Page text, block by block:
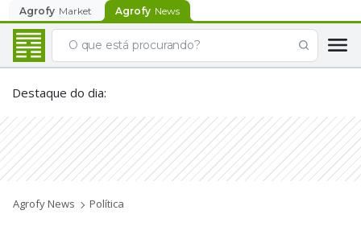
Agrofy Market Agrofy News
Destaque do dia:
Agrofy News Política